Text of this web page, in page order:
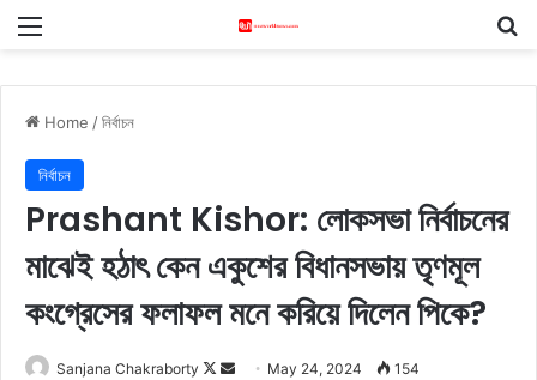
Home /নিৰ্বাচন
নিৰ্বাচন
Prashant Kishor: লোকসভা নির্বাচনের
মাঝেই হঠাৎ কেন একুশের বিধানসভায় তৃণমূল
কংগ্রেসের ফলাফল মনে করিয়ে দিলেন পিকে?
Sanjana Chakraborty
F
May 24, 2024 154